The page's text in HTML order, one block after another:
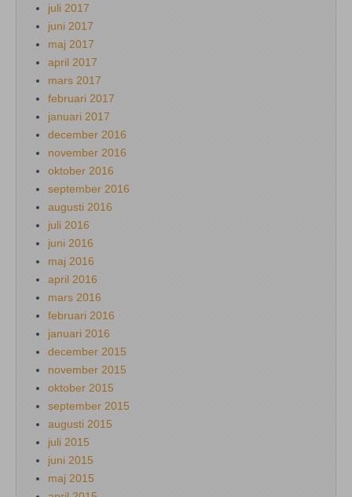
juli 2017
juni 2017
maj 2017
april 2017
mars 2017
februari 2017
januari 2017
december 2016
november 2016
oktober 2016
september 2016
augusti 2016
juli 2016
juni 2016
maj 2016
april 2016
mars 2016
februari 2016
januari 2016
december 2015
november 2015
oktober 2015
september 2015
augusti 2015
juli 2015
juni 2015
maj 2015